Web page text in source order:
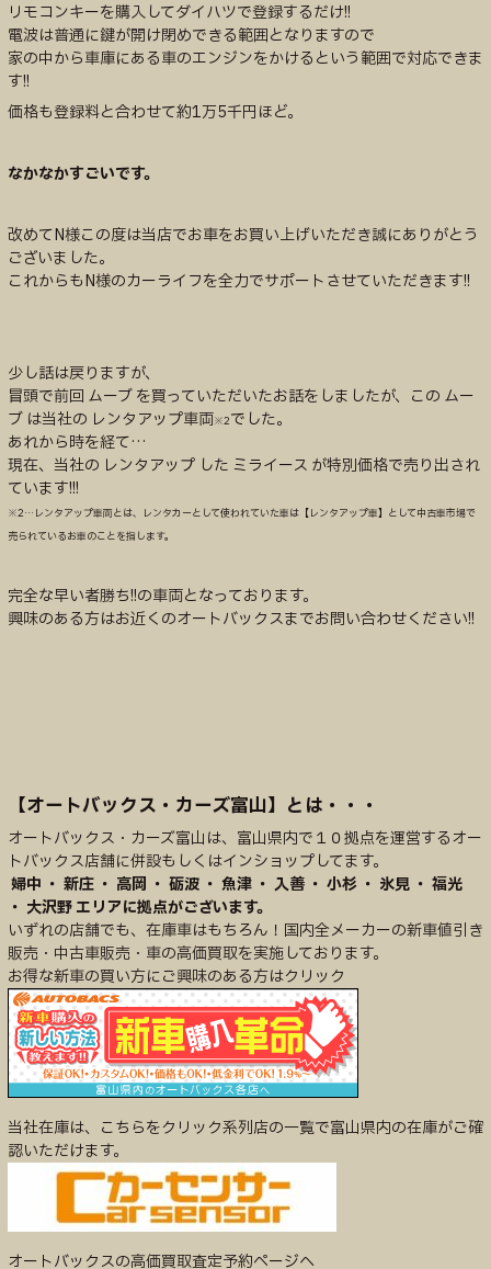
リモコンキーを購入してダイハツで登録するだけ!!
電波は普通に鍵が開け閉めできる範囲となりますので
家の中から車庫にある車のエンジンをかけるという範囲で対応できま
す!!
価格も登録料と合わせて約1万5千円ほど。
なかなかすごいです。
改めてN様この度は当店でお車をお買い上げいただき誠にありがとう
ございました。
これからもN様のカーライフを全力でサポートさせていただきます!!
少し話は戻りますが、
冒頭で前回 ムーブ を買っていただいたお話をしましたが、この ムー
ブ は当社の レンタアップ車両※2でした。
あれから時を経て…
現在、当社の レンタアップ した ミライース が特別価格で売り出され
ています!!!
※2…レンタアップ車両とは、レンタカーとして使われていた車は【レンタアップ車】として中古車市場で
売られているお車のことを指します。
完全な早い者勝ち!!の車両となっております。
興味のある方はお近くのオートバックスまでお問い合わせください!!
【オートバックス・カーズ富山】とは・・・
オートバックス・カーズ富山は、富山県内で１０拠点を運営するオー
トバックス店舗に併設もしくはインショップしてます。
婦中 ・ 新庄 ・ 高岡 ・ 砺波 ・ 魚津 ・ 入善 ・ 小杉 ・ 氷見 ・ 福光
・ 大沢野 エリアに拠点がございます。
いずれの店舗でも、在庫車はもちろん！国内全メーカーの新車値引き
販売・中古車販売・車の高価買取を実施しております。
お得な新車の買い方にご興味のある方はクリック
当社在庫は、こちらをクリック→系列店の一覧で富山県内の在庫がご確
認いただけます。
オートバックスの高価買取査定予約ページへ